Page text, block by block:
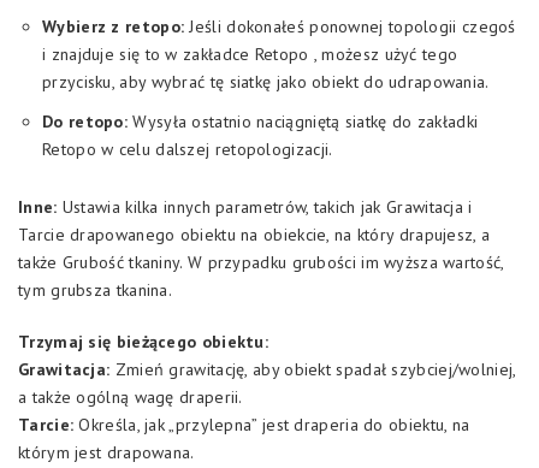
Wybierz z retopo: Jeśli dokonałeś ponownej topologii czegoś
i znajduje się to w zakładce Retopo , możesz użyć tego
przycisku, aby wybrać tę siatkę jako obiekt do udrapowania.
Do retopo: Wysyła ostatnio naciągniętą siatkę do zakładki
Retopo w celu dalszej retopologizacji.
Inne: Ustawia kilka innych parametrów, takich jak Grawitacja i
Tarcie drapowanego obiektu na obiekcie, na który drapujesz, a
także Grubość tkaniny. W przypadku grubości im wyższa wartość,
tym grubsza tkanina.
Trzymaj się bieżącego obiektu:
Grawitacja: Zmień grawitację, aby obiekt spadał szybciej/wolniej,
a także ogólną wagę draperii.
Tarcie: Określa, jak „przylepna” jest draperia do obiektu, na
którym jest drapowana.